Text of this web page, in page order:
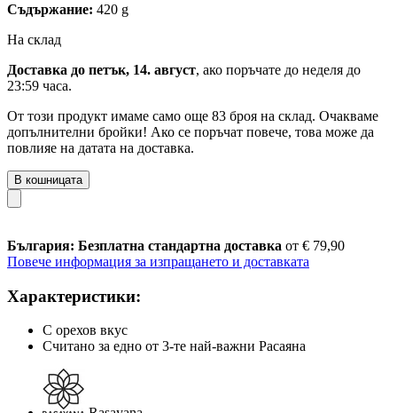
Съдържание: 420 g
На склад
Доставка до петък, 14. август, ако поръчате до неделя до
23:59 часа.
От този продукт имаме само още 83 броя на склад. Очакваме
допълнителни бройки! Ако се поръчат повече, това може да
повлияе на датата на доставка.
В кошницата
България: Безплатна стандартна доставка от € 79,90
Повече информация за изпращането и доставката
Характеристики:
С орехов вкус
Считано за едно от 3-те най-важни Расаяна